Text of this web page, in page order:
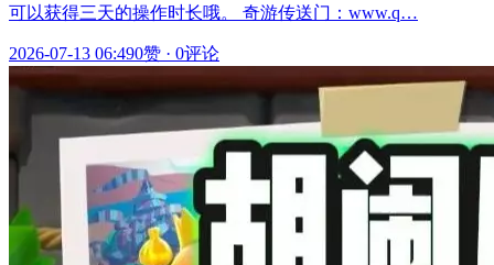
可以获得三天的操作时长哦。 奇游传送门：www.q…
2026-07-13 06:490赞 · 0评论